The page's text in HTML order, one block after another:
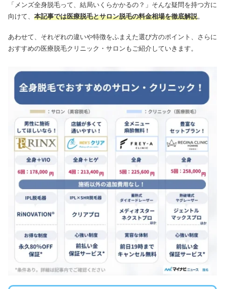
「メンズ全身脱毛って、結局いくらかかるの？」そんな疑問を持つ方に
向けて、 本記事では医療脱毛とサロン脱毛の料金相場を徹底解説。
あわせて、それぞれの違いや特徴をふまえた選び方のポイント、さらに
おすすめの医療脱毛クリニック・サロンもご紹介していきます。